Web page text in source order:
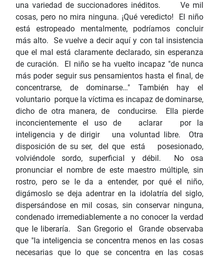
una variedad de succionadores inéditos. Ve mil
cosas, pero no mira ninguna. ¡Qué veredicto! El niño
está estropeado mentalmente, podríamos concluir
más alto. Se vuelve a decir aquí y con tal insistencia
que el mal está claramente declarado, sin esperanza
de curación. El niño se ha vuelto incapaz "de nunca
más poder seguir sus pensamientos hasta el final, de
concentrarse, de dominarse…" También hay el
voluntario porque la víctima es incapaz de dominarse,
dicho de otra manera, de conducirse. Ella pierde
inconcientemente el uso de aclarar por la
inteligencia y de dirigir una voluntad libre. Otra
disposición de su ser, del que está posesionado,
volviéndole sordo, superficial y débil. No osa
pronunciar el nombre de este maestro múltiple, sin
rostro, pero se le da a entender, por qué el niño,
digámoslo se deja adentrar en la idolatría del siglo,
dispersándose en mil cosas, sin conservar ninguna,
condenado irremediablemente a no conocer la verdad
que le liberaría. San Gregorio el Grande observaba
que "la inteligencia se concentra menos en las cosas
necesarias que lo que se concentra en las cosas